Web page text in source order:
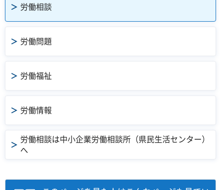
労働相談
労働問題
労働福祉
労働情報
労働相談は中小企業労働相談所（県民生活センター）
へ